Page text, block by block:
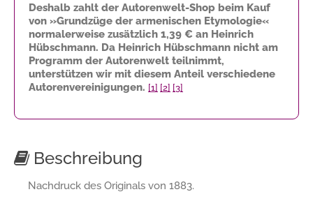
Deshalb zahlt der Autorenwelt-Shop beim Kauf
von »Grundzüge der armenischen Etymologie«
normalerweise zusätzlich 1,39 € an Heinrich
Hübschmann. Da Heinrich Hübschmann nicht am
Programm der Autorenwelt teilnimmt,
unterstützen wir mit diesem Anteil verschiedene
Autorenvereinigungen. [1] [2] [3]
Beschreibung
Nachdruck des Originals von 1883.